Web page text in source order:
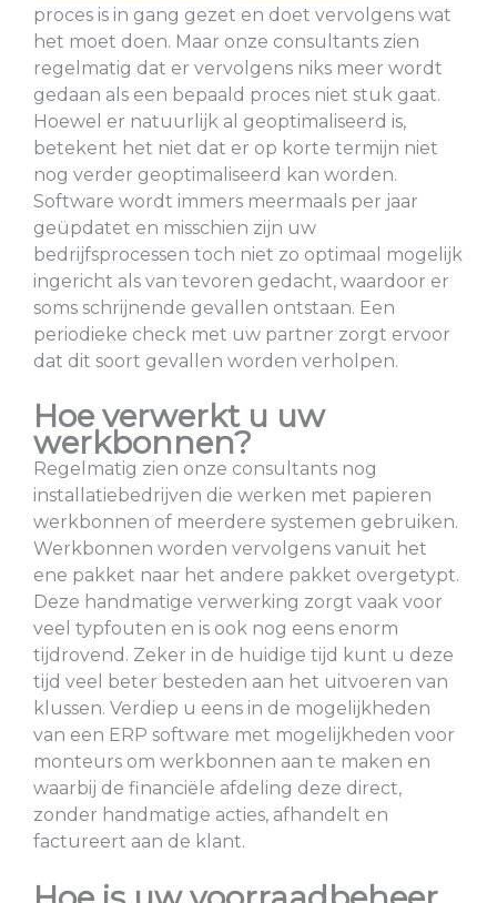
proces is in gang gezet en doet vervolgens wat
het moet doen. Maar onze consultants zien
regelmatig dat er vervolgens niks meer wordt
gedaan als een bepaald proces niet stuk gaat.
Hoewel er natuurlijk al geoptimaliseerd is,
betekent het niet dat er op korte termijn niet
nog verder geoptimaliseerd kan worden.
Software wordt immers meermaals per jaar
geüpdatet en misschien zijn uw
bedrijfsprocessen toch niet zo optimaal mogelijk
ingericht als van tevoren gedacht, waardoor er
soms schrijnende gevallen ontstaan. Een
periodieke check met uw partner zorgt ervoor
dat dit soort gevallen worden verholpen.
Hoe verwerkt u uw
werkbonnen?
Regelmatig zien onze consultants nog
installatiebedrijven die werken met papieren
werkbonnen of meerdere systemen gebruiken.
Werkbonnen worden vervolgens vanuit het
ene pakket naar het andere pakket overgetypt.
Deze handmatige verwerking zorgt vaak voor
veel typfouten en is ook nog eens enorm
tijdrovend. Zeker in de huidige tijd kunt u deze
tijd veel beter besteden aan het uitvoeren van
klussen. Verdiep u eens in de mogelijkheden
van een ERP software met mogelijkheden voor
monteurs om werkbonnen aan te maken en
waarbij de financiële afdeling deze direct,
zonder handmatige acties, afhandelt en
factureert aan de klant.